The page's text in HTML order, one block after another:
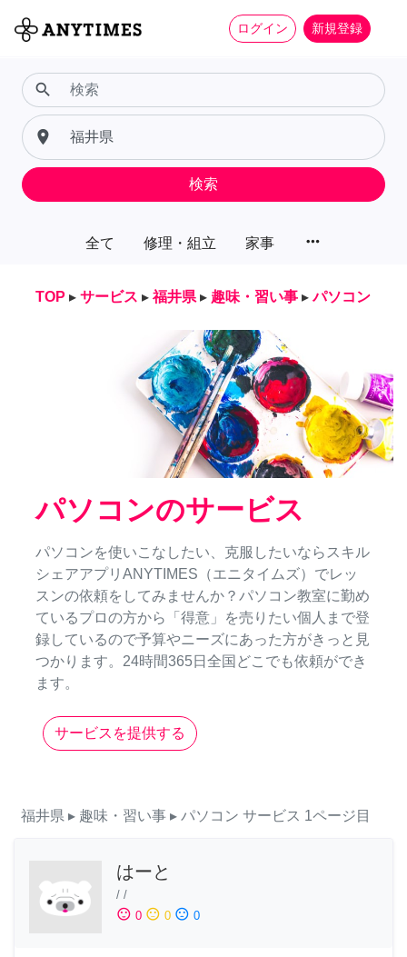
ログイン 新規登録
全て 修理・組立 家事 more_horiz
search
place
検索
TOP ▸ サービス ▸ 福井県 ▸ 趣味・習い事 ▸ パソコン
パソコンのサービス
パソコンを使いこなしたい、克服したいならスキル
シェアアプリANYTIMES（エニタイムズ）でレッ
スンの依頼をしてみませんか？パソコン教室に勤め
ているプロの方から「得意」を売りたい個人まで登
録しているので予算やニーズにあった方がきっと見
つかります。24時間365日全国どこでも依頼ができ
ます。
サービスを提供する
福井県 ▸ 趣味・習い事 ▸ パソコン サービス 1ページ目
はーと
/ /
sentiment_satisfied 0 sentiment_neutral 0 sentiment_dissatisfied 0